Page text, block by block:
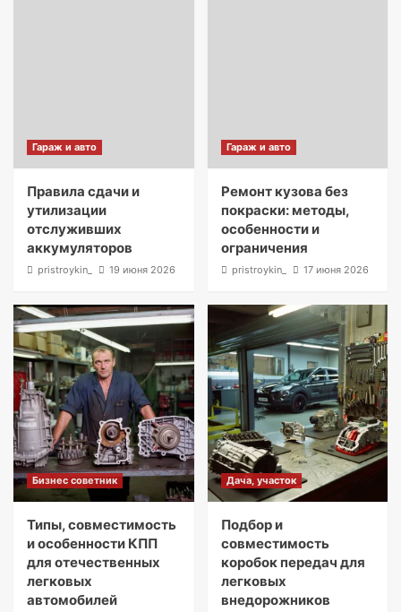
Гараж и авто
Правила сдачи и
утилизации
отслуживших
аккумуляторов
pristroykin_ 19 июня 2026
Гараж и авто
Ремонт кузова без
покраски: методы,
особенности и
ограничения
pristroykin_ 17 июня 2026
Бизнес советник
Типы, совместимость
и особенности КПП
для отечественных
легковых
автомобилей
Дача, участок
Подбор и
совместимость
коробок передач для
легковых
внедорожников